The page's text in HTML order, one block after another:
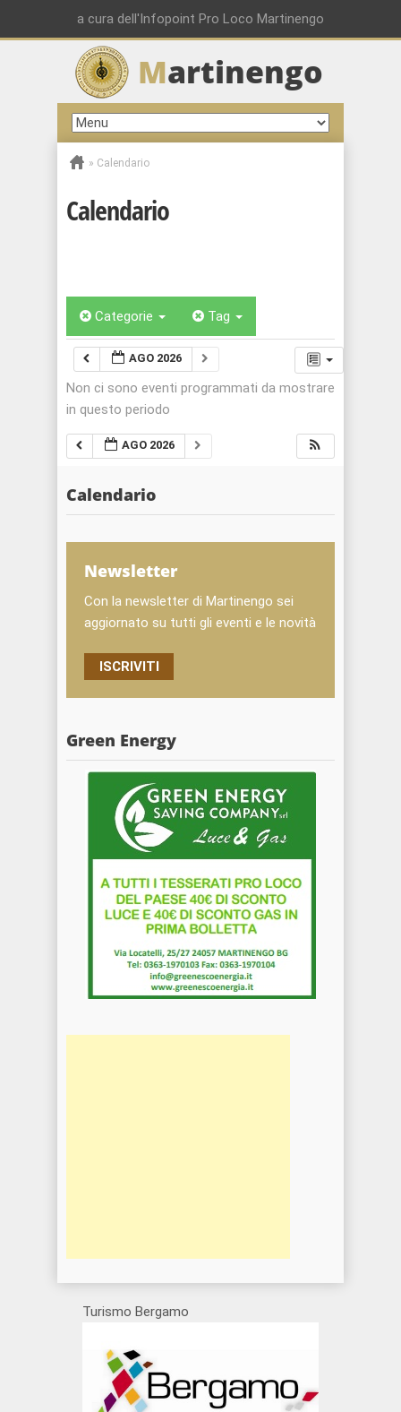
a cura dell'Infopoint Pro Loco Martinengo
Martinengo
» Calendario
Calendario
Categorie Tag
AGO 2026
Non ci sono eventi programmati da mostrare
in questo periodo
AGO 2026
Calendario
Newsletter
Con la newsletter di Martinengo sei
aggiornato su tutti gli eventi e le novità
ISCRIVITI
Green Energy
Turismo Bergamo